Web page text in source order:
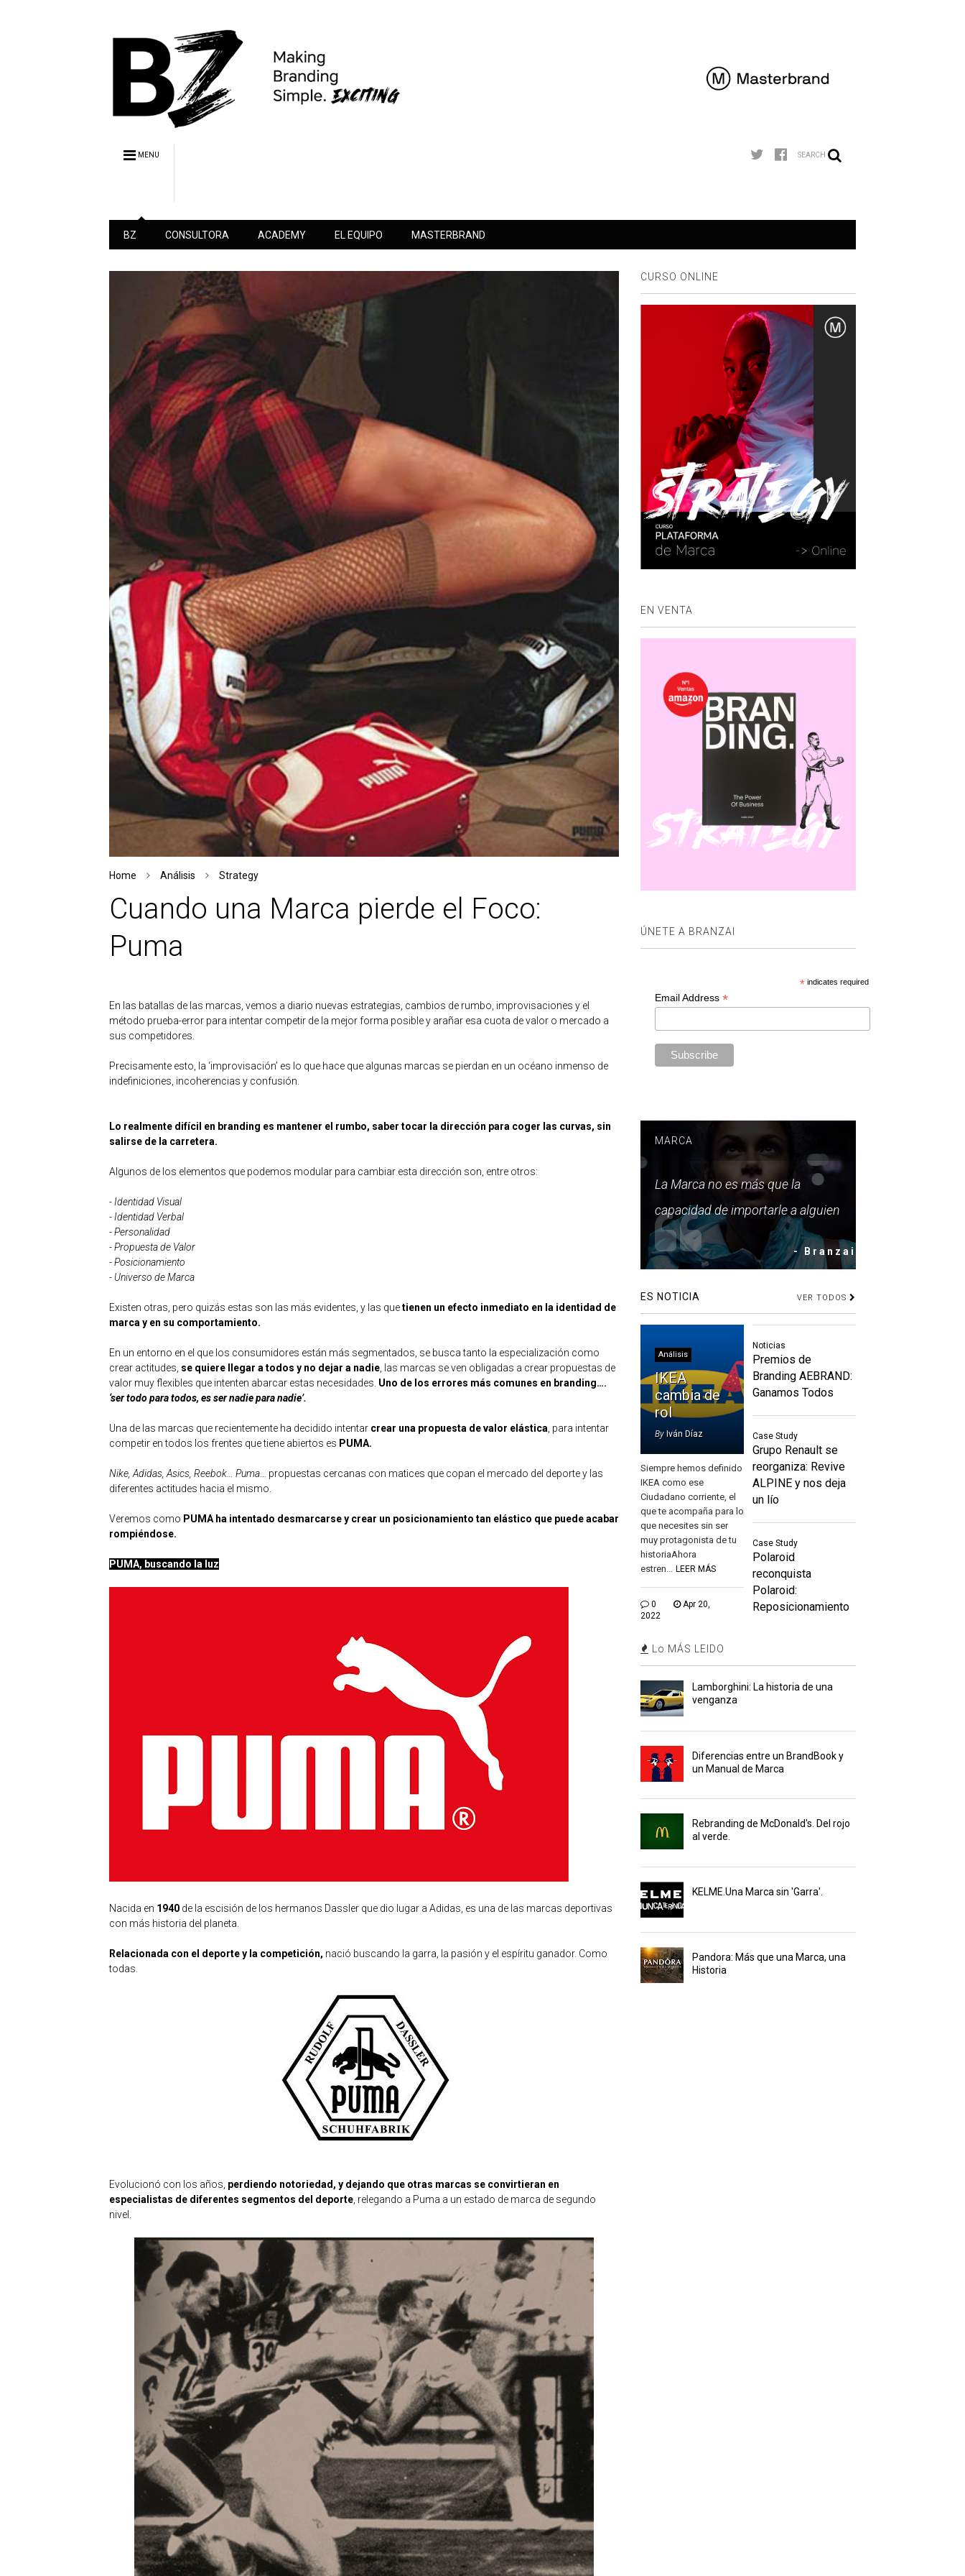
MENU SEARCH
BZ CONSULTORA ACADEMY EL EQUIPO MASTERBRAND
Home Análisis Strategy
Cuando una Marca pierde el Foco:
Puma
En las batallas de las marcas, vemos a diario nuevas estrategias, cambios de rumbo, improvisaciones y el
método prueba-error para intentar competir de la mejor forma posible y arañar esa cuota de valor o mercado a
sus competidores.
Precisamente esto, la ‘improvisación’ es lo que hace que algunas marcas se pierdan en un océano inmenso de
indefiniciones, incoherencias y confusión.
Lo realmente difícil en branding es mantener el rumbo, saber tocar la dirección para coger las curvas, sin
salirse de la carretera.
Algunos de los elementos que podemos modular para cambiar esta dirección son, entre otros:
- Identidad Visual
- Identidad Verbal
-Personalidad
-Propuesta de Valor
-Posicionamiento
- Universo de Marca
Existen otras, pero quizás estas son las más evidentes, y las quetienen un efecto inmediato en la identidad de
marca y en su comportamiento.
En un entorno en el que los consumidores están más segmentados, se busca tanto la especialización como
crear actitudes, se quiere llegar a todos y no dejar a nadie , las marcas se ven obligadas a crear propuestas de
valor muy flexibles que intenten abarcar estas necesidades. Uno de los errores más comunes en branding….
‘ser todo para todos, es ser nadie para nadie’.
Una de las marcas que recientemente ha decidido intentar crear una propuesta de valor elástica , para intentar
competir en todos los frentes que tiene abiertos es PUMA.
Nike, Adidas, Asics, Reebok… Puma … propuestas cercanas con matices que copan el mercado del deporte y las
diferentes actitudes hacia el mismo.
Veremos como PUMA ha intentado desmarcarse y crear un posicionamiento tan elástico que puede acabar
rompiéndose.
PUMA, buscando la luz
Nacida en 1940 de la escisión de los hermanos Dassler que dio lugar a Adidas, es una de las marcas deportivas
con más historia del planeta.
Relacionada con el deporte y la competición, nació buscando la garra, la pasión y el espíritu ganador. Como
todas.
Evolucionó con los años, perdiendo notoriedad, y dejando que otras marcas se convirtieran en
especialistas de diferentes segmentos del deporte , relegando a Puma a un estado de marca de segundo
nivel.
CURSO ONLINE
EN VENTA
ÚNETE A BRANZAI
*indicates required
Email Address *
MARCA
La Marca no es más que la
capacidad de importarle a alguien
- Branzai
ES NOTICIA VER TODOS
Análisis
IKEA
cambia de
rol
By Iván Díaz
Siempre hemos definido
IKEA como ese
Ciudadano corriente, el
que te acompaña para lo
que necesites sin ser
muy protagonista de tu
historiaAhora
estren...
LEER MÁS
0
Apr 20,
2022
Noticias
Premios de
Branding AEBRAND:
Ganamos Todos
Case Study
Grupo Renault se
reorganiza: Revive
ALPINE y nos deja
un lío
Case Study
Polaroid
reconquista
Polaroid:
Reposicionamiento
Lo MÁS LEIDO
Lamborghini: La historia de una
venganza
Diferencias entre un BrandBook y
un Manual de Marca
Rebranding de McDonald's. Del rojo
al verde.
KELME.Una Marca sin 'Garra'.
Pandora: Más que una Marca, una
Historia